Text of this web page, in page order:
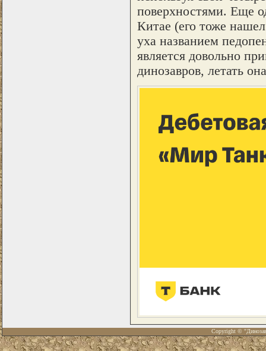
поверхностями. Еще
Китае (его тоже
уха названием
является довольно
динозавров, летать
Copyright ©